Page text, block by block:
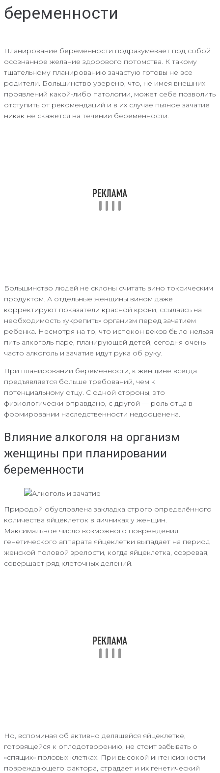
беременности
Планирование беременности подразумевает под собой
осознанное желание здорового потомства. К такому
тщательному планированию зачастую готовы не все
родители. Большинство уверено, что, не имея внешних
проявлений какой-либо патологии, может себе позволить
отступить от рекомендаций и в их случае пьяное зачатие
никак не скажется на течении беременности.
Большинство людей не склоны считать вино токсическим
продуктом. А отдельные женщины вином даже
корректируют показатели красной крови, ссылаясь на
необходимость «укрепить» организм перед зачатием
ребенка. Несмотря на то, что испокон веков было нельзя
пить алкоголь паре, планирующей детей, сегодня очень
часто алкоголь и зачатие идут рука об руку.
При планировании беременности, к женщине всегда
предъявляется больше требований, чем к
потенциальному отцу. С одной стороны, это
физиологически оправдано, с другой — роль отца в
формировании наследственности недооценена.
Влияние алкоголя на организм
женщины при планировании
беременности
Природой обусловлена закладка строго определённого
количества яйцеклеток в яичниках у женщин.
Максимальное число возможного повреждения
генетического аппарата яйцеклетки выпадает на период
женской половой зрелости, когда яйцеклетка, созревая,
совершает ряд клеточных делений.
Но, вспоминая об активно делящейся яйцеклетке,
готовящейся к оплодотворению, не стоит забывать о
«спящих» половых клетках. При высокой интенсивности
повреждающего фактора, страдает и их генетический